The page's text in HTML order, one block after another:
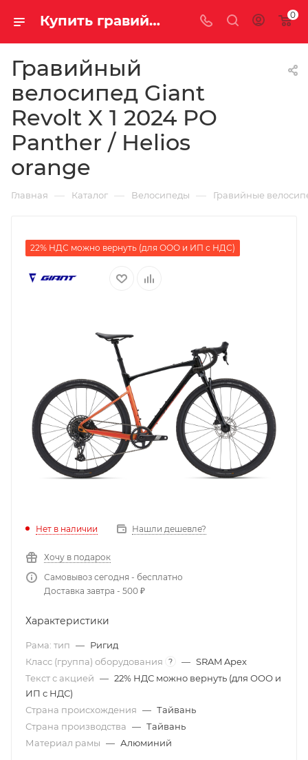
Купить гравийный велосипед Giant Revolt X 1 2024 PO Panther / Helios orange на за 253500.00000000 руб. в Саратове и Энгельсе в рассрочку или кредит выгодно 0
Гравийный
велосипед Giant
Revolt X 1 2024 PO
Panther / Helios
orange
Главная — Каталог — Велосипеды — Гравийные
22% НДС можно вернуть (для ООО и ИП с НДС)
Нет в наличии Нашли дешевле?
Хочу в подарок
Самовывоз сегодня - бесплатно
Доставка завтра - 500 ₽
Характеристики
Рама: тип — Ригид
Класс (группа) оборудования
? — SRAM Apex
Текст с акцией — 22% НДС можно вернуть (для ООО и
ИП с НДС)
Страна происхождения — Тайвань
Страна производства — Тайвань
Материал рамы — Алюминий